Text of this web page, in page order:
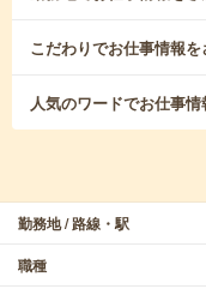
こだわりでお仕事情報を
人気のワードでお仕事
勤務地 / 路線・駅
職種